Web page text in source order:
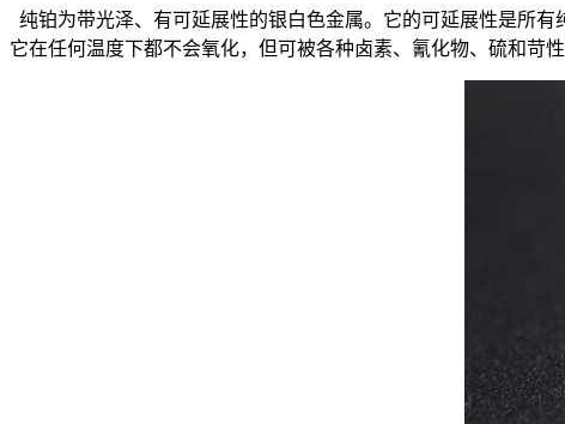
纯铂为带光泽、有可延展性的银白色金属。它的可延展性是所
它在任何温度下都不会氧化，但可被各种卤素、氰化物、硫和苛